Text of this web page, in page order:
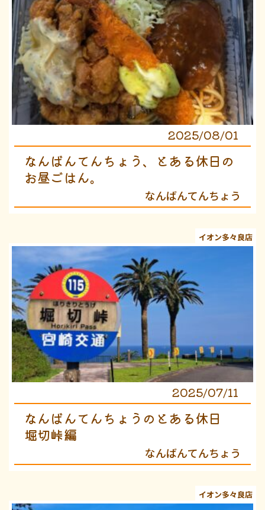
2025/08/01
なんばんてんちょう、とある休日の
お昼ごはん。
なんばんてんちょう
イオン多々良店
2025/07/11
なんばんてんちょうのとある休日
堀切峠編
なんばんてんちょう
イオン多々良店